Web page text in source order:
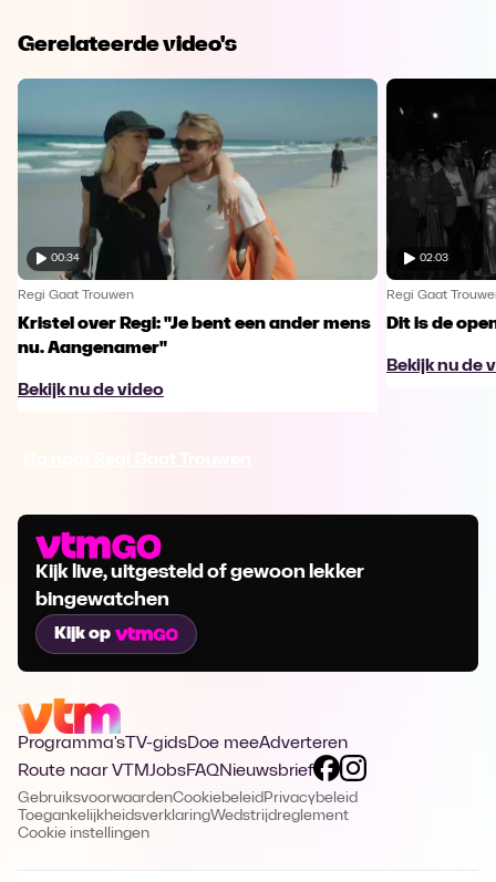
Gerelateerde video's
00:34
Regi Gaat Trouwen
Kristel over Regi: "Je bent een ander mens
nu. Aangenamer"
Bekijk nu de video
02:03
Regi Gaat
Dit is de
Bekijk nu de
Kijk live, uitgesteld of gewoon lekker
bingewatchen
Kijk op
Programma's TV-gidsDoe meeAdverteren
Route naar VTMJobsFAQNieuwsbrief
GebruiksvoorwaardenCookiebeleid Privacybeleid
ToegankelijkheidsverklaringWedstrijdreglement
Cookie instellingen